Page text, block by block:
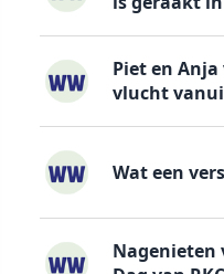
Piet en
vlucht
Wat een
Nagenieten